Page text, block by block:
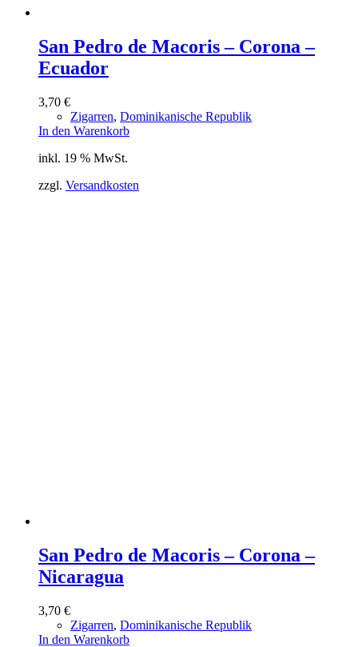
San Pedro de Macoris – Corona –
Ecuador
3,70 €
Zigarren, Dominikanische Republik
In den Warenkorb
inkl. 19 % MwSt.
zzgl. Versandkosten
San Pedro de Macoris – Corona –
Nicaragua
3,70 €
Zigarren, Dominikanische Republik
In den Warenkorb